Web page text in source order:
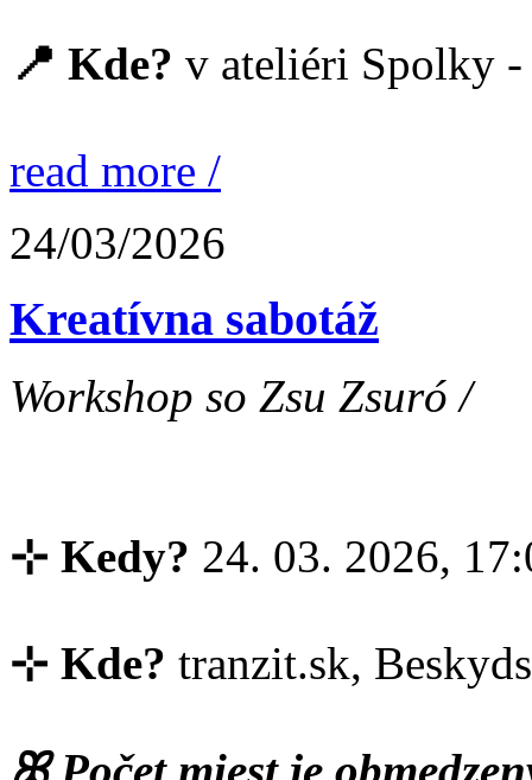
📍 Kde? v ateliéri Spolky -
read more /
24/03/2026
Kreatívna sabotáž
Workshop so Zsu Zsuró /
⊹ Kedy? 24. 03. 2026,
⊹ Kde? tranzit.sk,